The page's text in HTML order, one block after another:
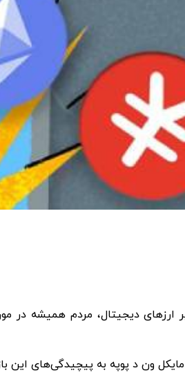
دیجیتال، مردم همیشه در
ون د پوپه به پیچیدگی‌های این